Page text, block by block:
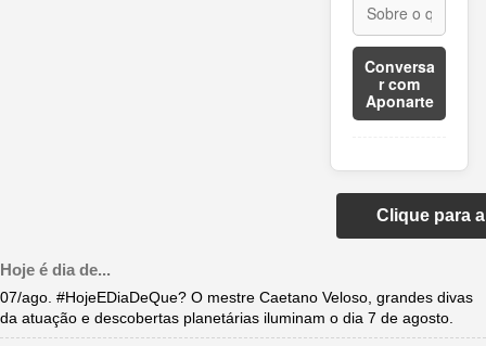
Conversa
r com
Aponarte
Clique para
Hoje é dia de...
07/ago. #HojeEDiaDeQue? O mestre Caetano Veloso, grandes divas
da atuação e descobertas planetárias iluminam o dia 7 de agosto.